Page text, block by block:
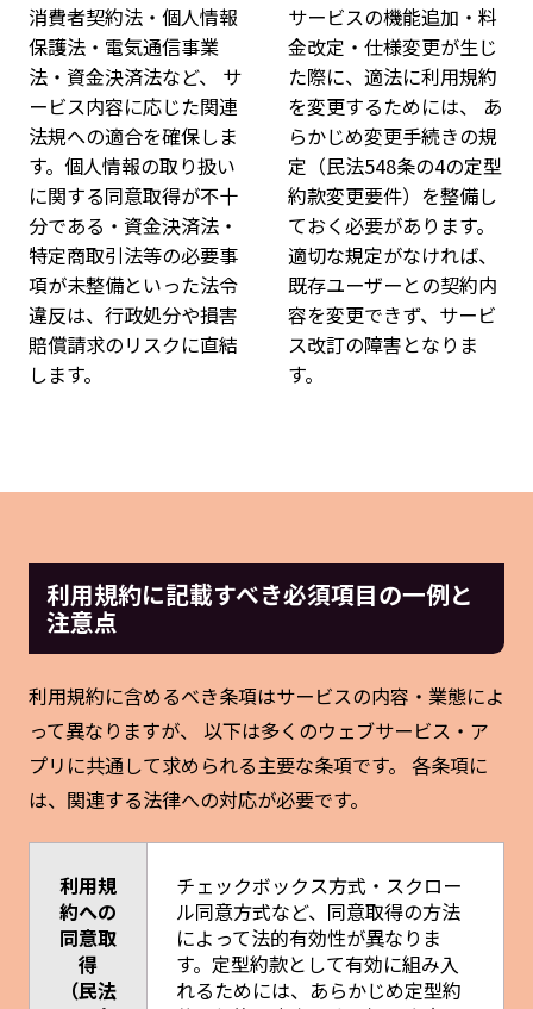
消費者契約法・個人情報
保護法・電気通信事業
法・資金決済法など、 サ
ービス内容に応じた関連
法規への適合を確保しま
す。個人情報の取り扱い
に関する同意取得が不十
分である・資金決済法・
特定商取引法等の必要事
項が未整備といった法令
違反は、行政処分や損害
賠償請求のリスクに直結
します。
サービスの機能追加・料
金改定・仕様変更が生じ
た際に、適法に利用規約
を変更するためには、 あ
らかじめ変更手続きの規
定（民法548条の4の定型
約款変更要件）を整備し
ておく必要があります。
適切な規定がなければ、
既存ユーザーとの契約内
容を変更できず、サービ
ス改訂の障害となりま
す。
利用規約に記載すべき必須項目の一例と
注意点
利用規約に含めるべき条項はサービスの内容・業態によ
って異なりますが、 以下は多くのウェブサービス・ア
プリに共通して求められる主要な条項です。 各条項に
は、関連する法律への対応が必要です。
利用規
約への
同意取
得
（民法
チェックボックス方式・スクロー
ル同意方式など、同意取得の方法
によって法的有効性が異なりま
す。定型約款として有効に組み入
れるためには、あらかじめ定型約